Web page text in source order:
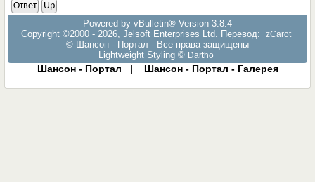
Ответ
Up
Powered by vBulletin® Version 3.8.4
Copyright ©2000 - 2026, Jelsoft Enterprises Ltd. Перевод:
zCarot
© Шансон - Портал - Все права защищены
Lightweight Styling © Dartho
Шансон - Портал | Шансон - Портал - Галерея